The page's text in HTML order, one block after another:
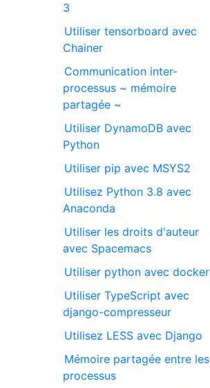
3
Utiliser tensorboard avec
Chainer
Communication inter-
processus ~ mémoire
partagée ~
Utiliser DynamoDB avec
Python
Utiliser pip avec MSYS2
Utilisez Python 3.8 avec
Anaconda
Utiliser les droits d'auteur
avec Spacemacs
Utiliser python avec docker
Utiliser TypeScript avec
django-compresseur
Utilisez LESS avec Django
Mémoire partagée entre les
processus